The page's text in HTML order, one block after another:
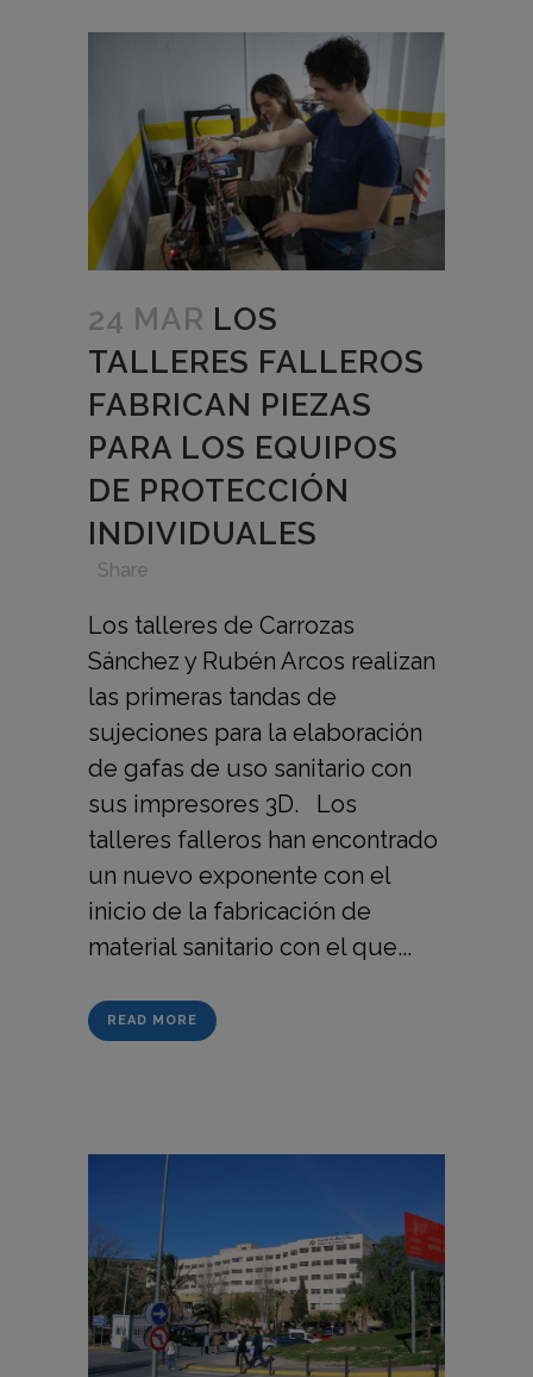
24 MAR LOS
TALLERES FALLEROS
FABRICAN PIEZAS
PARA LOS EQUIPOS
DE PROTECCIÓN
INDIVIDUALES
Share
Los talleres de Carrozas
Sánchez y Rubén Arcos realizan
las primeras tandas de
sujeciones para la elaboración
de gafas de uso sanitario con
sus impresores 3D. Los
talleres falleros han encontrado
un nuevo exponente con el
inicio de la fabricación de
material sanitario con el que...
READ MORE